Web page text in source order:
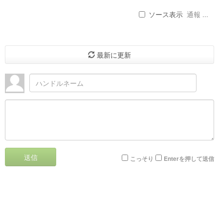
ソース表示 通報 ...
最新に更新
送信 こっそり Enterを押して送信